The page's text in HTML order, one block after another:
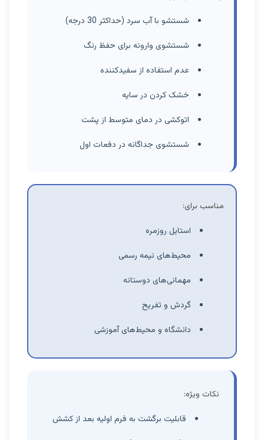
شستشو با آب سرد (حداکثر 30 درجه)
شستشوی وارونه برای حفظ رنگ
عدم استفاده از سفیدکننده
خشک کردن در سایه
اتوکشی در دمای متوسط از پشت
شستشوی جداگانه در دفعات اول
مناسب برای:
استایل روزمره
محیط‌های نیمه رسمی
مهمانی‌های دوستانه
گردش و تفریح
دانشگاه و محیط‌های آموزشی
نکات ویژه:
قابلیت برگشت به فرم اولیه بعد از کشش